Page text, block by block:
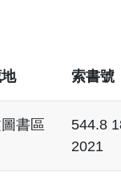
索書號
書區
544.8
2021